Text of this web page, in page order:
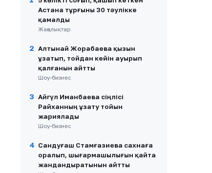
шомылуға барған ер адам
ажал құшты
10
Марқұм Нұрай Серікбайдың
млрд теңге өтемақы талап
етті
Астана тұрғыны 30 тәулікке
қамалды
Жаңалықтар
2 Алтынай Жорабаева қызын
ұзатып, тойдан кейін ауырып
қалғанын айтты
Шоу-бизнес
3 Айгүл Иманбаева сіңлісі
Райханның ұзату тойын
жариялады
Шоу-бизнес
4 Сандуғаш Стамғазиева сахнаға
оралып, шығармашылығын қайта
жандандыратынын айтты